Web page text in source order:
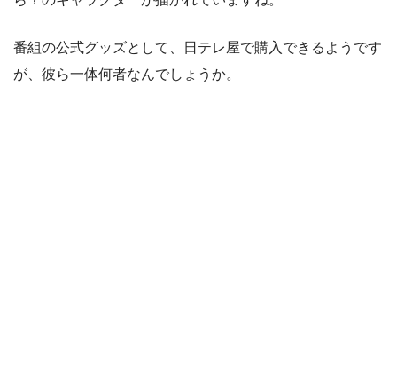
番組の公式グッズとして、日テレ屋で購入できるようです
が、彼ら一体何者なんでしょうか。